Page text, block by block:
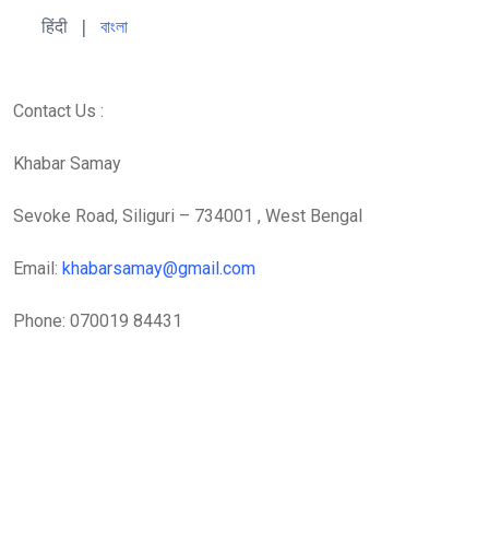
हिंदी বাংলা
Contact Us :
Khabar Samay
Sevoke Road, Siliguri – 734001 , West Bengal
Email: khabarsamay@gmail.com
Phone: 070019 84431